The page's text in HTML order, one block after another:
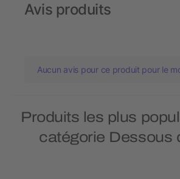
Avis produits
Aucun avis pour ce produit pour le
Produits les plus
catégorie Dessous